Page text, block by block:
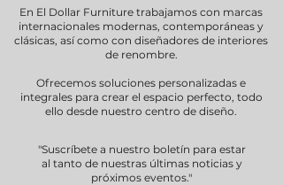
En El Dollar Furniture trabajamos con marcas
internacionales modernas, contemporáneas y
clásicas, así como con diseñadores de interiores
de renombre.
Ofrecemos soluciones personalizadas e
integrales para crear el espacio perfecto, todo
ello desde nuestro centro de diseño.
"Suscríbete a nuestro boletín para estar
al tanto de nuestras últimas noticias y
próximos eventos."